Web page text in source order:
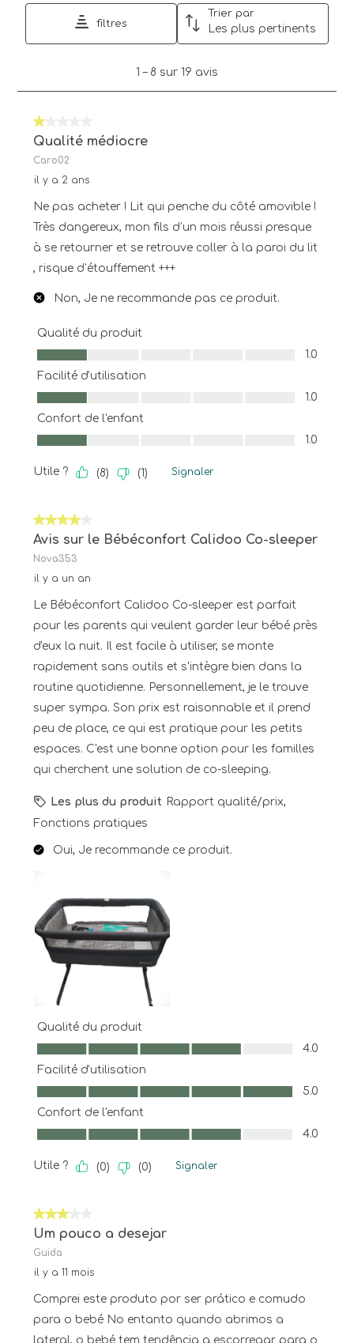
filtres
Trier par
Les plus pertinents
8
avis.
1 – 8 sur 19 avis
1 sur 5 étoiles.
Qualité médiocre
Caro02
il y a 2 ans
Ne pas acheter ! Lit qui penche du côté amovible !
Très dangereux, mon fils d’un mois réussi presque
à se retourner et se retrouve coller à la paroi du lit
, risque d’étouffement +++
Non, Je ne recommande pas ce produit.
Qualité du produit
Qualité du produit, 1.0 sur 5
1.0
Facilité d'utilisation
Facilité d'utilisation, 1.0 sur 5
1.0
Confort de l'enfant
Confort de l'enfant, 1.0 sur 5
1.0
Utile ? (8) (1) Signaler
4 sur 5 étoiles.
Avis sur le Bébéconfort Calidoo Co-sleeper
Nova353
il y a un an
Le Bébéconfort Calidoo Co-sleeper est parfait
pour les parents qui veulent garder leur bébé près
d'eux la nuit. Il est facile à utiliser, se monte
rapidement sans outils et s'intègre bien dans la
routine quotidienne. Personnellement, je le trouve
super sympa. Son prix est raisonnable et il prend
peu de place, ce qui est pratique pour les petits
espaces. C'est une bonne option pour les familles
qui cherchent une solution de co-sleeping.
Les plus du produit Rapport qualité/prix,
Fonctions pratiques
Oui, Je recommande ce produit.
Qualité du produit
Qualité du produit, 4.0 sur 5
4.0
Facilité d'utilisation
Facilité d'utilisation, 5.0 sur 5
5.0
Confort de l'enfant
Confort de l'enfant, 4.0 sur 5
4.0
Utile ? (0) (0) Signaler
3 sur 5 étoiles.
Um pouco a desejar
Guida
il y a 11 mois
Comprei este produto por ser prático e comudo
para o bebé No entanto quando abrimos a
lateral, o bebé tem tendência a escorregar para o